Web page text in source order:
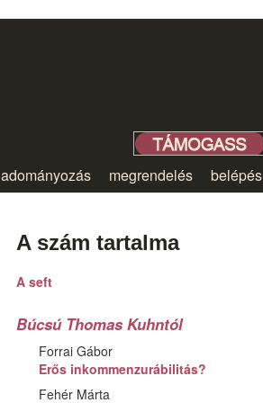
adományozás megrendelés belépés
A szám tartalma
A seft
Búcsú Thomas Kuhntól
Forrai Gábor
Erős inkommenzurábilitás?
Fehér Márta